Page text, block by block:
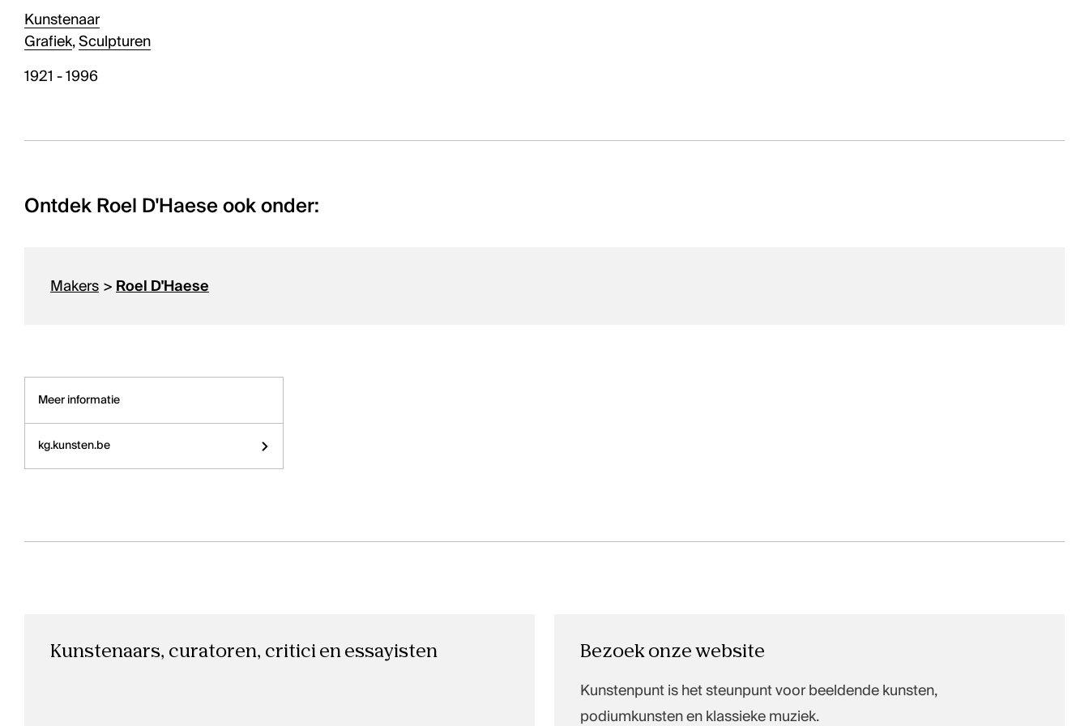
Kunstenaar
Grafiek, Sculpturen
1921 - 1996
Ontdek Roel D'Haese ook onder:
Makers > Roel D'Haese
Meer informatie
kg.kunsten.be
Kunstenaars, curatoren, critici en essayisten Bezoek onze website
Kunstenpunt is het steunpunt voor beeldende kunsten,
podiumkunsten en klassieke muziek.